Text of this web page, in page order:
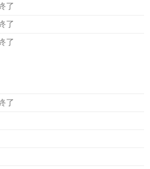
了
了
了
了